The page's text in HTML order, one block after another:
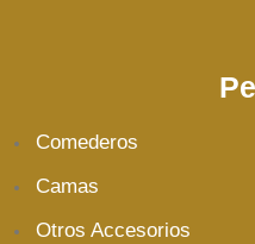
Comederos
Camas
Otros Accesorios